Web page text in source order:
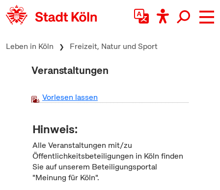
zum Inhalt springen
Leben in Köln Freizeit, Natur und Sport
Veranstaltungen
Vorlesen lassen
Hinweis:
Alle Veranstaltungen mit/zu
Öffentlichkeitsbeteiligungen in Köln finden
Sie auf unserem Beteiligungsportal
"Meinung für Köln".